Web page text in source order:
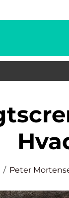
Peter